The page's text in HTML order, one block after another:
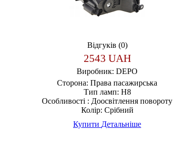
Відгуків (0)
2543 UAH
Виробник: DEPO
Сторона: Права пасажирська
Тип ламп: H8
Особливості : Доосвітлення повороту
Колір: Срібний
Купити Детальніше